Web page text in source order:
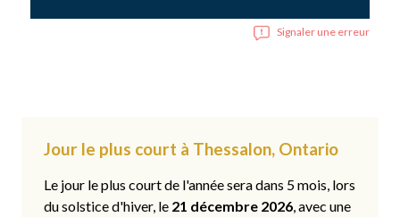
Signaler une erreur
Jour le plus court à Thessalon, Ontario
Le jour le plus court de l'année sera dans 5 mois, lors
du solstice d'hiver, le 21 décembre 2026, avec une